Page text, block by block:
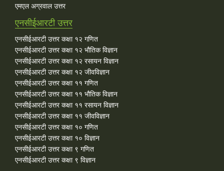
एमएल अग्रवाल उत्तर
एनसीईआरटी उत्तर
एनसीईआरटी उत्तर कक्षा १२ गणित
एनसीईआरटी उत्तर कक्षा १२ भौतिक विज्ञान
एनसीईआरटी उत्तर कक्षा १२ रसायन विज्ञान
एनसीईआरटी उत्तर कक्षा १२ जीवविज्ञान
एनसीईआरटी उत्तर कक्षा ११ गणित
एनसीईआरटी उत्तर कक्षा ११ भौतिक विज्ञान
एनसीईआरटी उत्तर कक्षा ११ रसायन विज्ञान
एनसीईआरटी उत्तर कक्षा ११ जीवविज्ञान
एनसीईआरटी उत्तर कक्षा १० गणित
एनसीईआरटी उत्तर कक्षा १० विज्ञान
एनसीईआरटी उत्तर कक्षा ९ गणित
एनसीईआरटी उत्तर कक्षा ९ विज्ञान